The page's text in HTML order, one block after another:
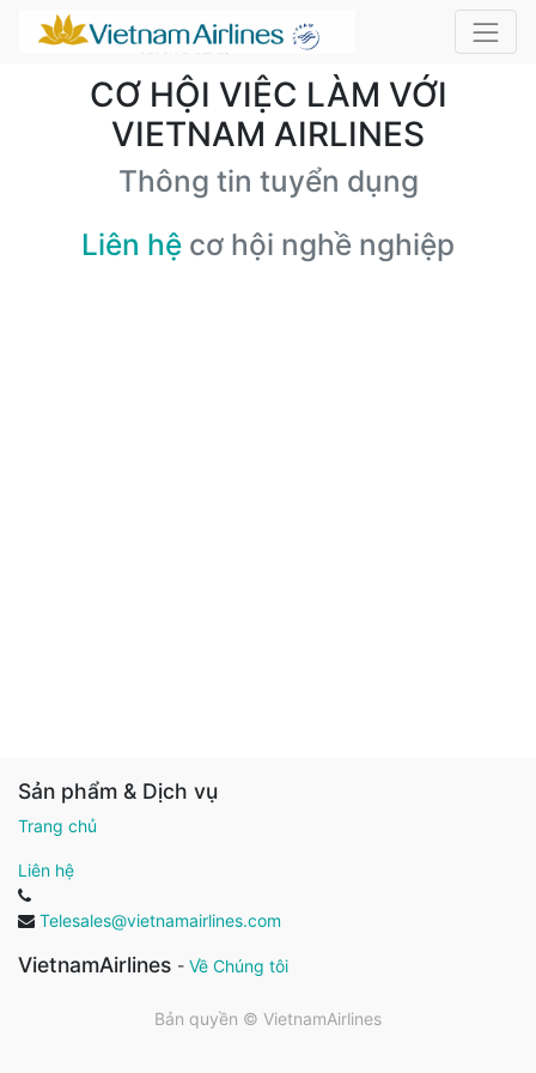
CƠ HỘI VIỆC LÀM VỚI
VIETNAM AIRLINES
Thông tin tuyển dụng
Liên hệ cơ hội nghề nghiệp
Sản phẩm & Dịch vụ
Trang chủ
Liên hệ
Telesales@vietnamairlines.com
VietnamAirlines - Về Chúng tôi
Bản quyền © VietnamAirlines